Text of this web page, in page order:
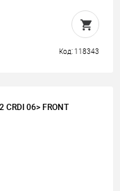
Код: 118343
06> FRONT